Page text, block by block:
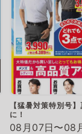
【猛暑対策特別号
に！
08月07日〜08